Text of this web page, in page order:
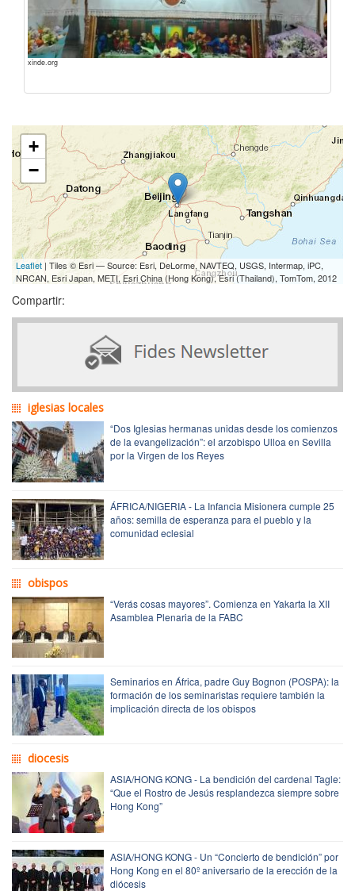
xinde.org
+
−
Leaflet| Tiles © Esri — Source: Esri, DeLorme, NAVTEQ, USGS, Intermap, iPC,
NRCAN, Esri Japan, METI, Esri China (Hong Kong), Esri (Thailand), TomTom, 2012
Compartir:
iglesias locales
“Dos Iglesias hermanas unidas desde los comienzos
de la evangelización”: el arzobispo Ulloa en Sevilla
por la Virgen de los Reyes
ÁFRICA/NIGERIA - La Infancia Misionera cumple 25
años: semilla de esperanza para el pueblo y la
comunidad eclesial
obispos
“Verás cosas mayores”. Comienza en Yakarta la XII
Asamblea Plenaria de la FABC
Seminarios en África, padre Guy Bognon (POSPA): la
formación de los seminaristas requiere también la
implicación directa de los obispos
diocesis
ASIA/HONG KONG - La bendición del cardenal Tagle:
“Que el Rostro de Jesús resplandezca siempre sobre
Hong Kong”
ASIA/HONG KONG - Un “Concierto de bendición” por
Hong Kong en el 80º aniversario de la erección de la
diócesis